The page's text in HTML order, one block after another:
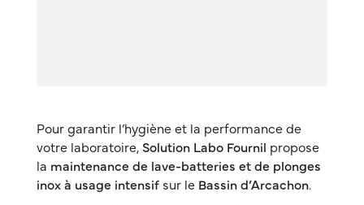
Pour garantir l’hygiène et la performance de
votre laboratoire, Solution Labo Fournil propose
la maintenance de lave-batteries et de plonges
inox à usage intensifsur le Bassin d’Arcachon.